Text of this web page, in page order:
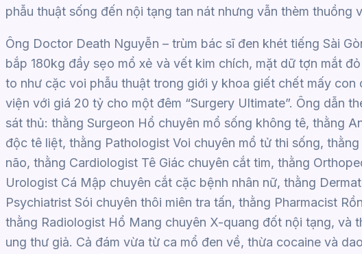
phẫu thuật sống đến nội tạng tan nát nhưng vẫn thèm thuồng
Ông Doctor Death Nguyễn – trùm bác sĩ đen khét tiếng Sài
bắp 180kg đầy sẹo mổ xẻ và vết kim chích, mặt dữ tợn mắt
to như cặc voi phẫu thuật trong giới y khoa giết chết mấy con
viện với giá 20 tỷ cho một đêm “Surgery Ultimate”. Ông dẫn
sát thủ: thằng Surgeon Hổ chuyên mổ sống không tê, thằng
độc tê liệt, thằng Pathologist Voi chuyên mổ tử thi sống,
não, thằng Cardiologist Tê Giác chuyên cắt tim, thằng
Urologist Cá Mập chuyên cắt cặc bệnh nhân nữ, thằng
Psychiatrist Sói chuyên thôi miên tra tấn, thằng Pharmacist
thằng Radiologist Hổ Mang chuyên X-quang đốt nội tạng, và
ung thư giả. Cả đám vừa từ ca mổ đen về, thừa cocaine và